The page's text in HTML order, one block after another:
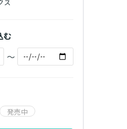
む
～
発売中